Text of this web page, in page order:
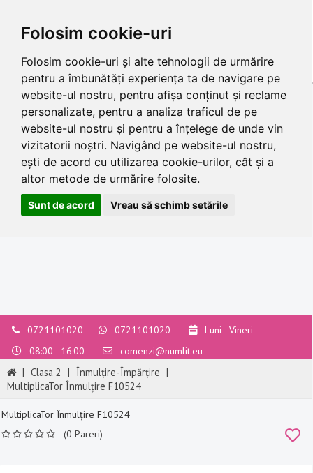
Folosim cookie-uri
Folosim cookie-uri și alte tehnologii de urmărire
pentru a îmbunătăți experiența ta de navigare pe
website-ul nostru, pentru afișa conținut și reclame
personalizate, pentru a analiza traficul de pe
website-ul nostru și pentru a înțelege de unde vin
vizitatorii noștri. Navigând pe website-ul nostru,
ești de acord cu utilizarea cookie-urilor, cât și a
altor metode de urmărire folosite.
Sunt de acord Vreau să schimb setările
0721101020 0721101020
Luni - Vineri
08:00 - 16:00
comenzi@numlit.eu
| Clasa 2 | Înmulțire-Împărțire |
MultiplicaTor Înmulțire F10524
MultiplicaTor Înmulțire F10524
(0 Pareri)